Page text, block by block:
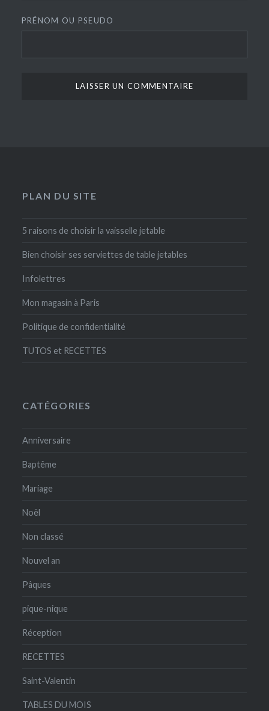
PRÉNOM OU PSEUDO
PLAN DU SITE
5 raisons de choisir la vaisselle jetable
Bien choisir ses serviettes de table jetables
Infolettres
Mon magasin à Paris
Politique de confidentialité
TUTOS et RECETTES
CATÉGORIES
Anniversaire
Baptême
Mariage
Noël
Non classé
Nouvel an
Pâques
pique-nique
Réception
RECETTES
Saint-Valentin
TABLES DU MOIS